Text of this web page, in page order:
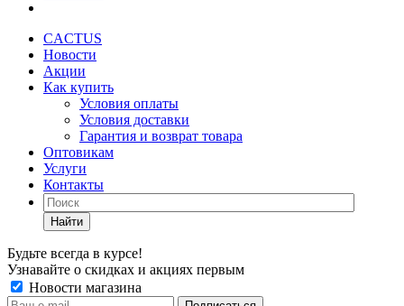
CACTUS
Новости
Акции
Как купить
Условия оплаты
Условия доставки
Гарантия и возврат товара
Оптовикам
Услуги
Контакты
Найти
Будьте всегда в курсе!
Узнавайте о скидках и акциях первым
Новости магазина